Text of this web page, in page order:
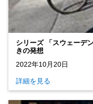
シリーズ 「スウェーデ
きの発想
2022年10月20日
詳細を見る